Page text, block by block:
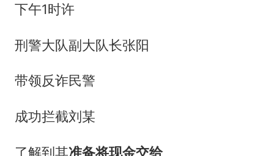
下午1时许
刑警大队副大队长张阳
带领反诈民警
成功拦截刘某
了解到其准备将现金交给